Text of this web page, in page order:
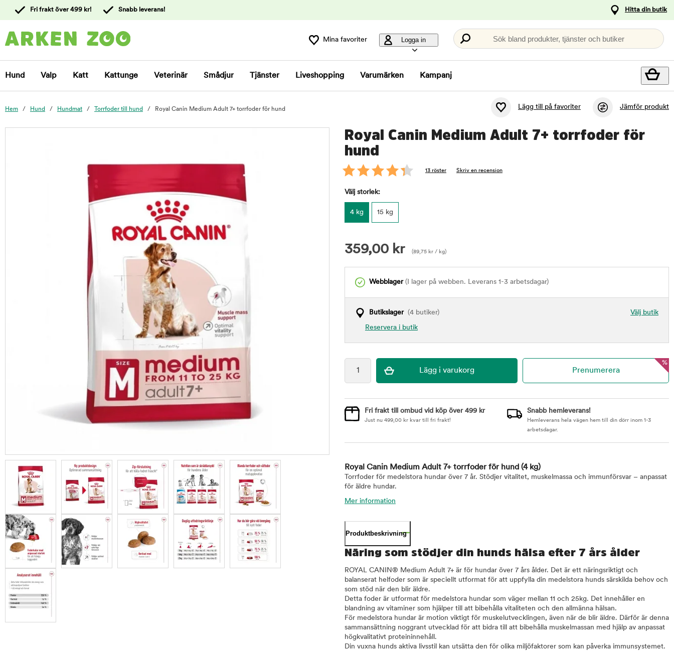
kundtjänst
Fri frakt över 499 kr! Snabb leverans! Hitta din butik
Mina favoriter Logga in Sök bland produkter, tjänster och butiker
Hund Valp Katt Kattunge Veterinär Smådjur Tjänster Liveshopping Varumärken Kampanj
Hem Hund Hundmat Torrfoder till hund Royal Canin Medium Adult 7+ torrfoder för hund Lägg till på favoriter Jämför produkt
Royal Canin Medium Adult 7+ torrfoder för
hund
13 röster Skriv en recension
Välj storlek:
4 kg 15 kg
359,00 kr (89,75 kr / kg)
Webblager(I lager på webben. Leverans 1-3 arbetsdagar)
Välj butik
Butikslager(4 butiker)
Reservera i butik
%
Fri frakt till ombud vid köp över 499 kr
Just nu 499,00 kr kvar till fri frakt!
Snabb hemleverans!
Hemleverans hela vägen hem till din dörr inom 1-3
arbetsdagar.
Royal Canin Medium Adult 7+ torrfoder för hund (4 kg)
Torrfoder för medelstora hundar över 7 år. Stödjer vitalitet, muskelmassa och immunförsvar – anpassat
för äldre hundar.
Mer information
Produktbeskrivning
Näring som stödjer din hunds hälsa efter 7 års ålder
ROYAL CANIN® Medium Adult 7+ är för hundar över 7 års ålder. Det är ett näringsriktigt och
balanserat helfoder som är speciellt utformat för att uppfylla din medelstora hunds särskilda behov och
som stöd när den blir äldre.
Detta foder är utformat för medelstora hundar som väger mellan 11 och 25kg. Det innehåller en
blandning av vitaminer som hjälper till att bibehålla vitaliteten och den allmänna hälsan.
För medelstora hundar är motion viktigt för muskelutvecklingen, även när de blir äldre. Därför är denna
sammansättning noggrant utvecklad för att bidra till att bibehålla muskelmassan med hjälp av anpassat
högkvalitativt proteininnehåll.
Din vuxna hunds aktiva livsstil kan utsätta den för olika miljöfaktorer som kan påverka immunsystemet.